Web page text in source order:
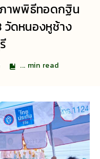
ภาพพิธีทอดกฐิน
วัดหนองหูช้าง
... min read